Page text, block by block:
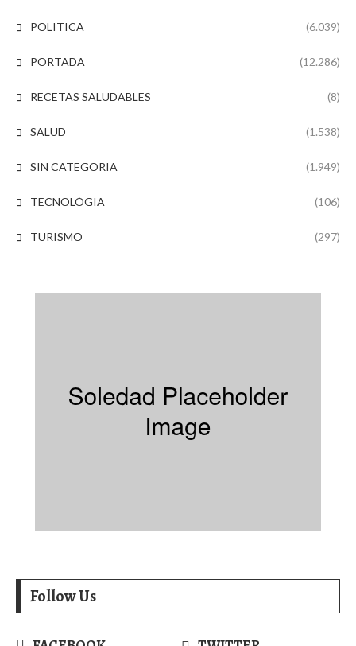
POLITICA (6.039)
PORTADA (12.286)
RECETAS SALUDABLES (8)
SALUD (1.538)
SIN CATEGORIA (1.949)
TECNOLÓGIA (106)
TURISMO (297)
Follow Us